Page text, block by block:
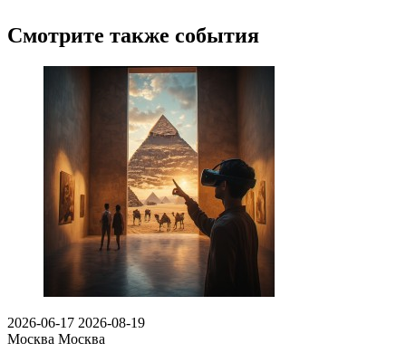
Смотрите также события
2026-06-17 2026-08-19
Москва Москва